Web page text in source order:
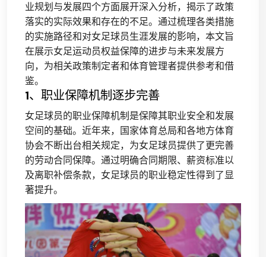
业规划与发展四个方面展开深入分析，揭示了政策
落实的实际效果和存在的不足。通过梳理各类措施
的实施路径和对女足球员生涯发展的影响，本文旨
在展示女足运动员权益保障的进步与未来发展方
向，为相关政策制定者和体育管理者提供参考和借
鉴。
1、职业保障机制逐步完善
女足球员的职业保障机制是保障其职业安全和发展
空间的基础。近年来，国家体育总局和各地方体育
协会不断出台相关规定，为女足球员提供了更完善
的劳动合同保障。通过明确合同期限、薪资标准以
及离职补偿条款，女足球员的职业稳定性得到了显
著提升。